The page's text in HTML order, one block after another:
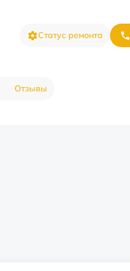
Статус ремонта
Отзывы